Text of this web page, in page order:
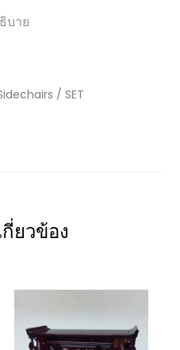
บาย
/ SET
ยวข้อง